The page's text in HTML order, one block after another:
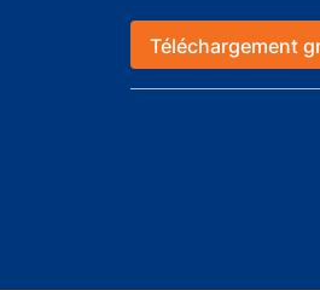
being of society, a
the globe, and
This case study will
Téléchargement